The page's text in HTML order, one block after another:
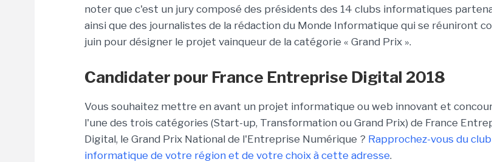
noter que c'est un jury composé des présidents des 14 clubs informatiques
ainsi que des journalistes de la rédaction du Monde Informatique qui se réuniront
juin pour désigner le projet vainqueur de la catégorie « Grand Prix ».
Candidater pour France Entreprise Digital 2018
Vous souhaitez mettre en avant un projet informatique ou web innovant et
l'une des trois catégories (Start-up, Transformation ou Grand Prix) de France
Digital, le Grand Prix National de l'Entreprise Numérique ? Rapprochez-vous du club
informatique de votre région et de votre choix à cette adresse.